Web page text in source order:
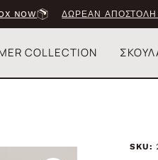
NOW ΔΩΡΕΑΝ ΑΠΟΣΤΟΛΗ
COLLECTION
SKU: